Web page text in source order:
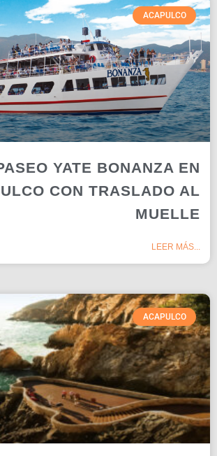
ACAPULCO
YATE BONANZA EN
CON TRASLADO AL
MUELLE
LEER MÁS...
ACAPULCO